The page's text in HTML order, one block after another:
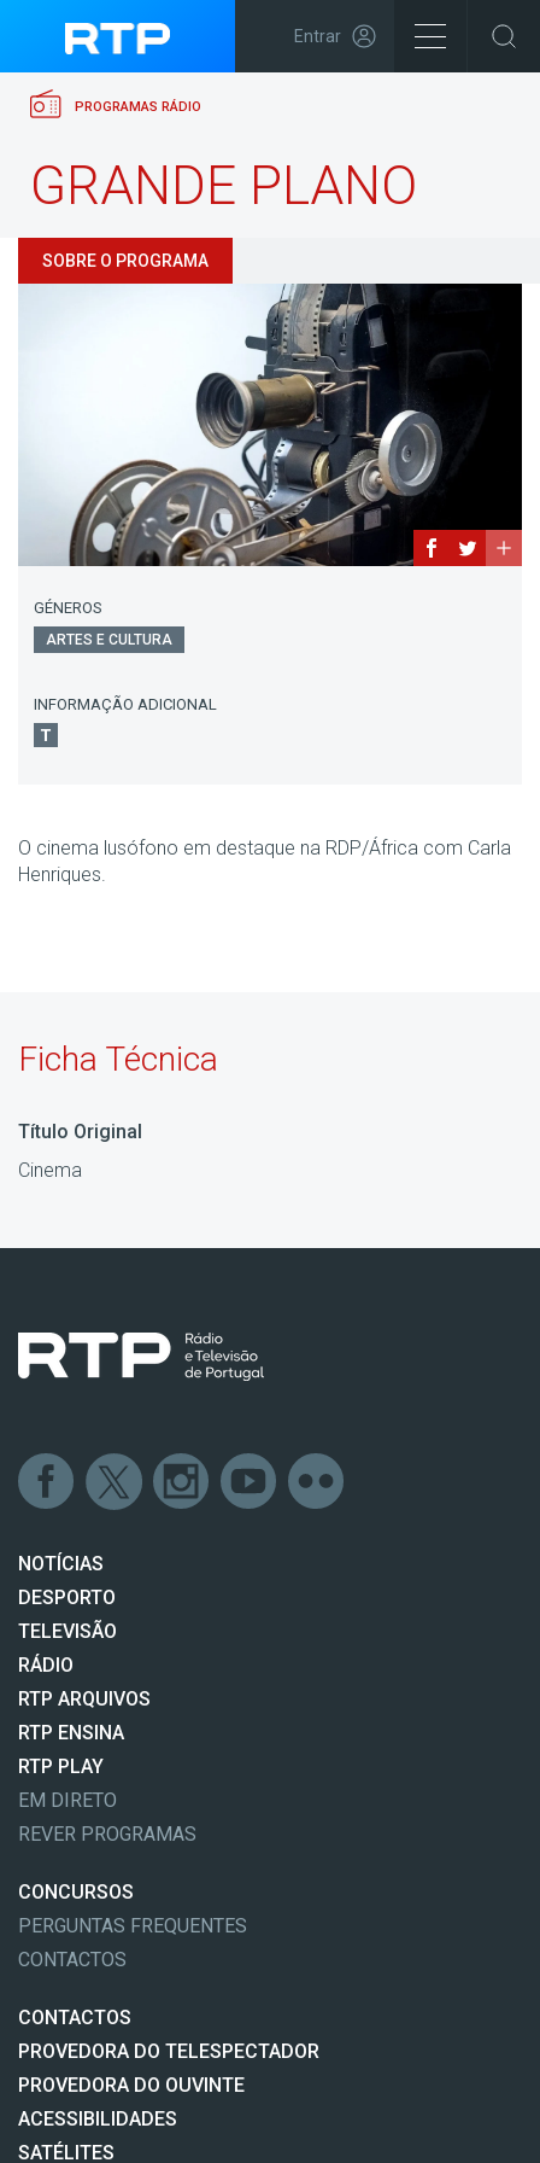
Entrar
PROGRAMAS RÁDIO
GRANDE PLANO
SOBRE O PROGRAMA
GÉNEROS
ARTES E CULTURA
INFORMAÇÃO ADICIONAL
O cinema lusófono em destaque na RDP/África com Carla
Henriques.
Ficha Técnica
Título Original
Cinema
NOTÍCIAS
DESPORTO
TELEVISÃO
RÁDIO
RTP ARQUIVOS
RTP ENSINA
RTP PLAY
EM DIRETO
REVER PROGRAMAS
CONCURSOS
PERGUNTAS FREQUENTES
CONTACTOS
CONTACTOS
PROVEDORA DO TELESPECTADOR
PROVEDORA DO OUVINTE
ACESSIBILIDADES
SATÉLITES